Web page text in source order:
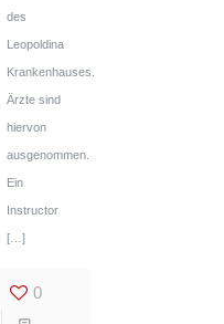
des
Leopoldina
Krankenhauses.
Ärzte sind
hiervon
ausgenommen.
Ein
Instructor
[…]
0